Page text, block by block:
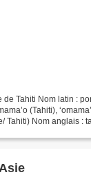
de Tahiti Nom latin :
(Tahiti),
Tahiti) Nom anglais :